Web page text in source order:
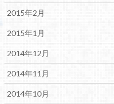
2015年2月
2015年1月
2014年12月
2014年11月
2014年10月